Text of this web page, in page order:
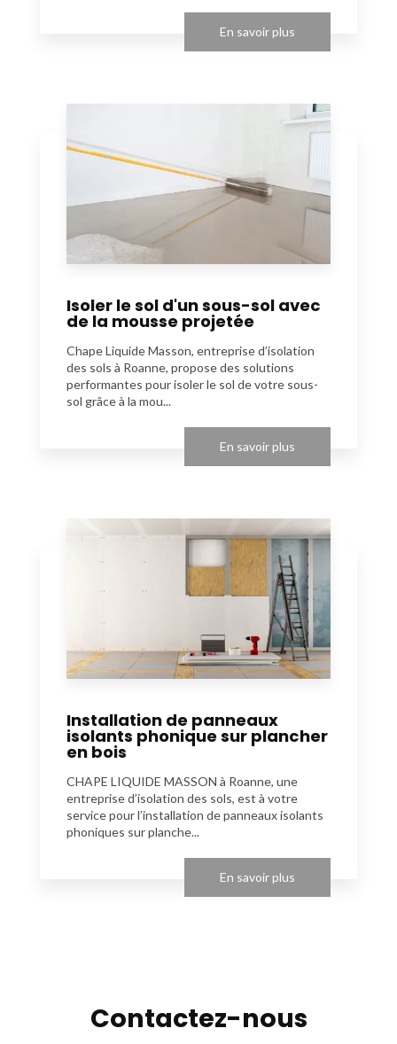
En savoir plus
Isoler le sol d'un sous-sol avec
de la mousse projetée
Chape Liquide Masson, entreprise d’isolation
des sols à Roanne, propose des solutions
performantes pour isoler le sol de votre sous-
sol grâce à la mou...
En savoir plus
Installation de panneaux
isolants phonique sur plancher
en bois
CHAPE LIQUIDE MASSON à Roanne, une
entreprise d’isolation des sols, est à votre
service pour l’installation de panneaux isolants
phoniques sur planche...
En savoir plus
Contactez-nous